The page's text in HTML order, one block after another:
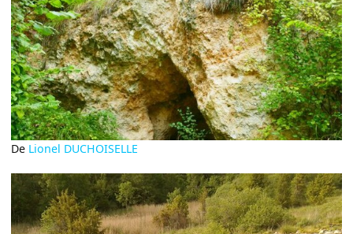
De Lionel DUCHOISELLE